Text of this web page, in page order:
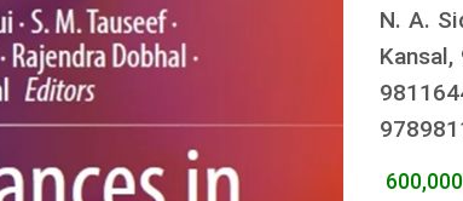
N. A.
600,000